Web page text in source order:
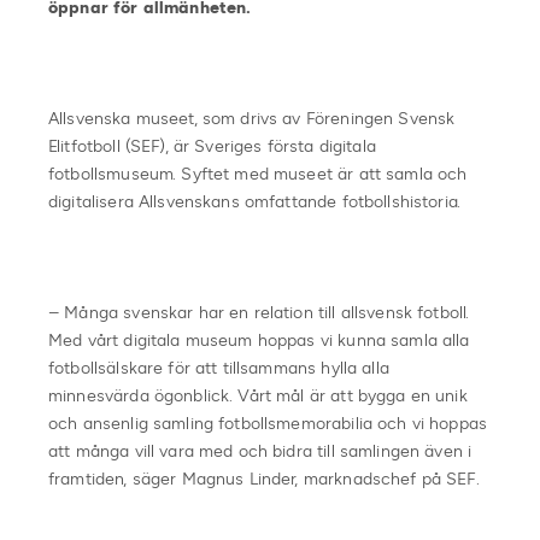
öppnar för allmänheten.
Allsvenska museet, som drivs av Föreningen Svensk
Elitfotboll (SEF), är Sveriges första digitala
fotbollsmuseum. Syftet med museet är att samla och
digitalisera Allsvenskans omfattande fotbollshistoria.
– Många svenskar har en relation till allsvensk fotboll.
Med vårt digitala museum hoppas vi kunna samla alla
fotbollsälskare för att tillsammans hylla alla
minnesvärda ögonblick. Vårt mål är att bygga en unik
och ansenlig samling fotbollsmemorabilia och vi hoppas
att många vill vara med och bidra till samlingen även i
framtiden, säger Magnus Linder, marknadschef på SEF.